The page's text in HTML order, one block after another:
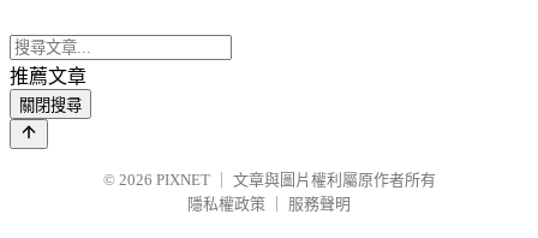
推薦文章
關閉搜尋
© 2026 PIXNET
文章與圖片權利屬原作者所有
隱私權政策
服務聲明